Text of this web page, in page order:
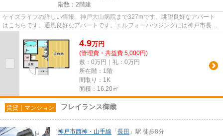
階数：2階建
ケイズライフの詳しい情報。神戸大山病院まで327mです。眺望良好なアパート
はこちらです。通風良好なアパートです。エルフォーハウジングには神戸市長田
4.9万円
(管理費・共益費 5,000円)
敷：0万円｜礼：0万円
所在階：1階
間取り：1K
面積：16.20㎡
賃貸｜マンション フレイランス御蔵
神戸市西神・山手線 「 長田 」駅 徒歩8分